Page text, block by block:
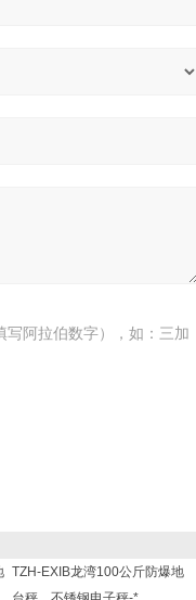
写阿拉伯数字），如：三加
TZH-EXIB龙湾100公斤防爆地